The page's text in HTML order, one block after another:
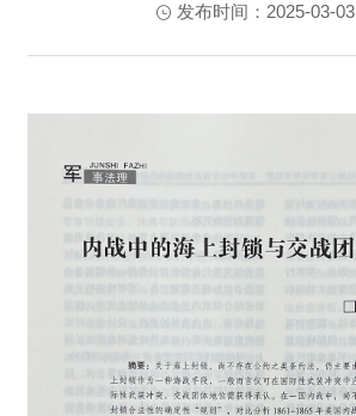
发布时间：2025-03-03